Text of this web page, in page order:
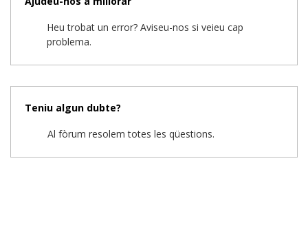
Heu trobat un error? Aviseu-nos si veieu cap
problema.
Teniu algun dubte?
Al fòrum resolem totes les qüestions.